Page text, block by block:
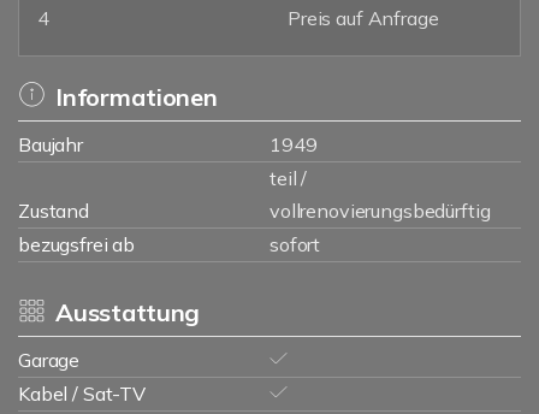
4
Preis auf Anfrage
Informationen
Baujahr 1949
Zustand
teil /
vollrenovierungsbedürftig
bezugsfrei ab
sofort
Ausstattung
Garage
Kabel / Sat-TV